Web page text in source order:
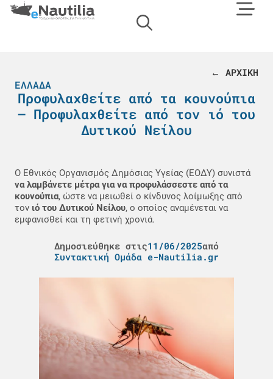
← ΑΡΧΙΚΗ
ΕΛΛΆΔΑ
Προφυλαχθείτε από τα κουνούπια
– Προφυλαχθείτε από τον ιό του
Δυτικού Νείλου
Ο Εθνικός Οργανισμός Δημόσιας Υγείας (ΕΟΔΥ) συνιστά
να λαμβάνετε μέτρα για να προφυλάσσεστε από τα
κουνούπια, ώστε να μειωθεί ο κίνδυνος λοίμωξης από
τον ιό του Δυτικού Νείλου, ο οποίος αναμένεται να
εμφανισθεί και τη φετινή χρονιά.
Δημοσιεύθηκε στις11/06/2025από
Συντακτική Ομάδα e-Nautilia.gr